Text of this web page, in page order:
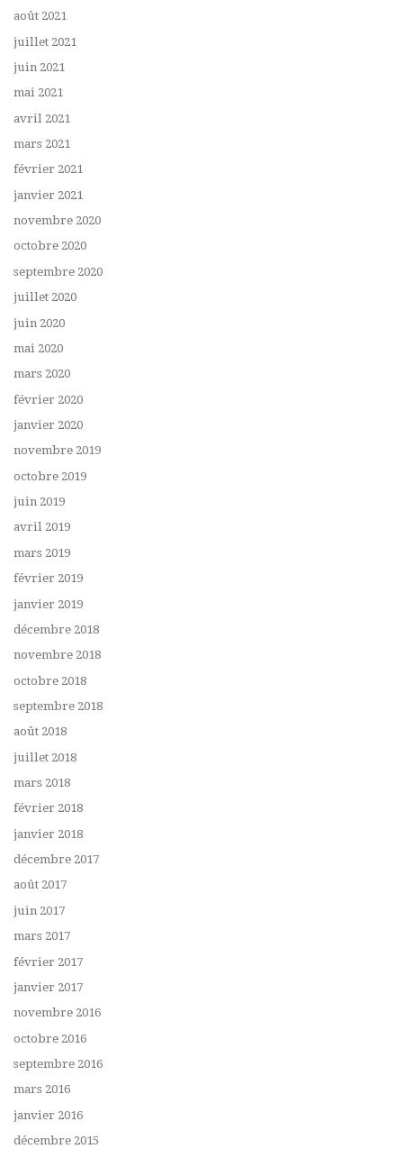
août 2021
juillet 2021
juin 2021
mai 2021
avril 2021
mars 2021
février 2021
janvier 2021
novembre 2020
octobre 2020
septembre 2020
juillet 2020
juin 2020
mai 2020
mars 2020
février 2020
janvier 2020
novembre 2019
octobre 2019
juin 2019
avril 2019
mars 2019
février 2019
janvier 2019
décembre 2018
novembre 2018
octobre 2018
septembre 2018
août 2018
juillet 2018
mars 2018
février 2018
janvier 2018
décembre 2017
août 2017
juin 2017
mars 2017
février 2017
janvier 2017
novembre 2016
octobre 2016
septembre 2016
mars 2016
janvier 2016
décembre 2015